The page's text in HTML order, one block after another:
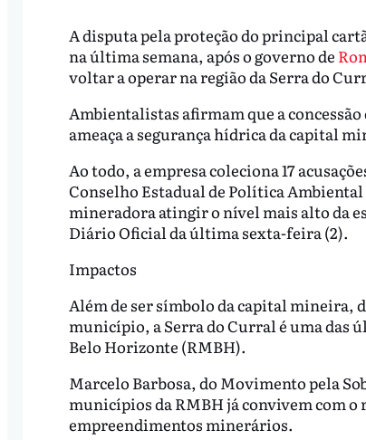
A disputa pela proteção do principal
na última semana, após o governo de
voltar a operar na região da Serra do
Ambientalistas afirmam que a
ameaça a segurança hídrica da capital
Ao todo, a empresa coleciona 17
Conselho Estadual de Política Ambiental
mineradora atingir o nível mais alto da
Diário Oficial da última sexta-feira (2).
Impactos
Além de ser símbolo da capital mineira,
município, a Serra do Curral é uma das
Belo Horizonte (RMBH).
Marcelo Barbosa, do Movimento pela
municípios da RMBH já convivem com o
empreendimentos minerários.